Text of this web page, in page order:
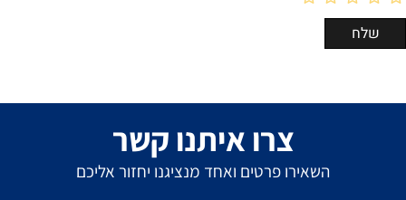
צרו איתנו קשר
השאירו פרטים ואחד מנציגנו יחזור אליכם